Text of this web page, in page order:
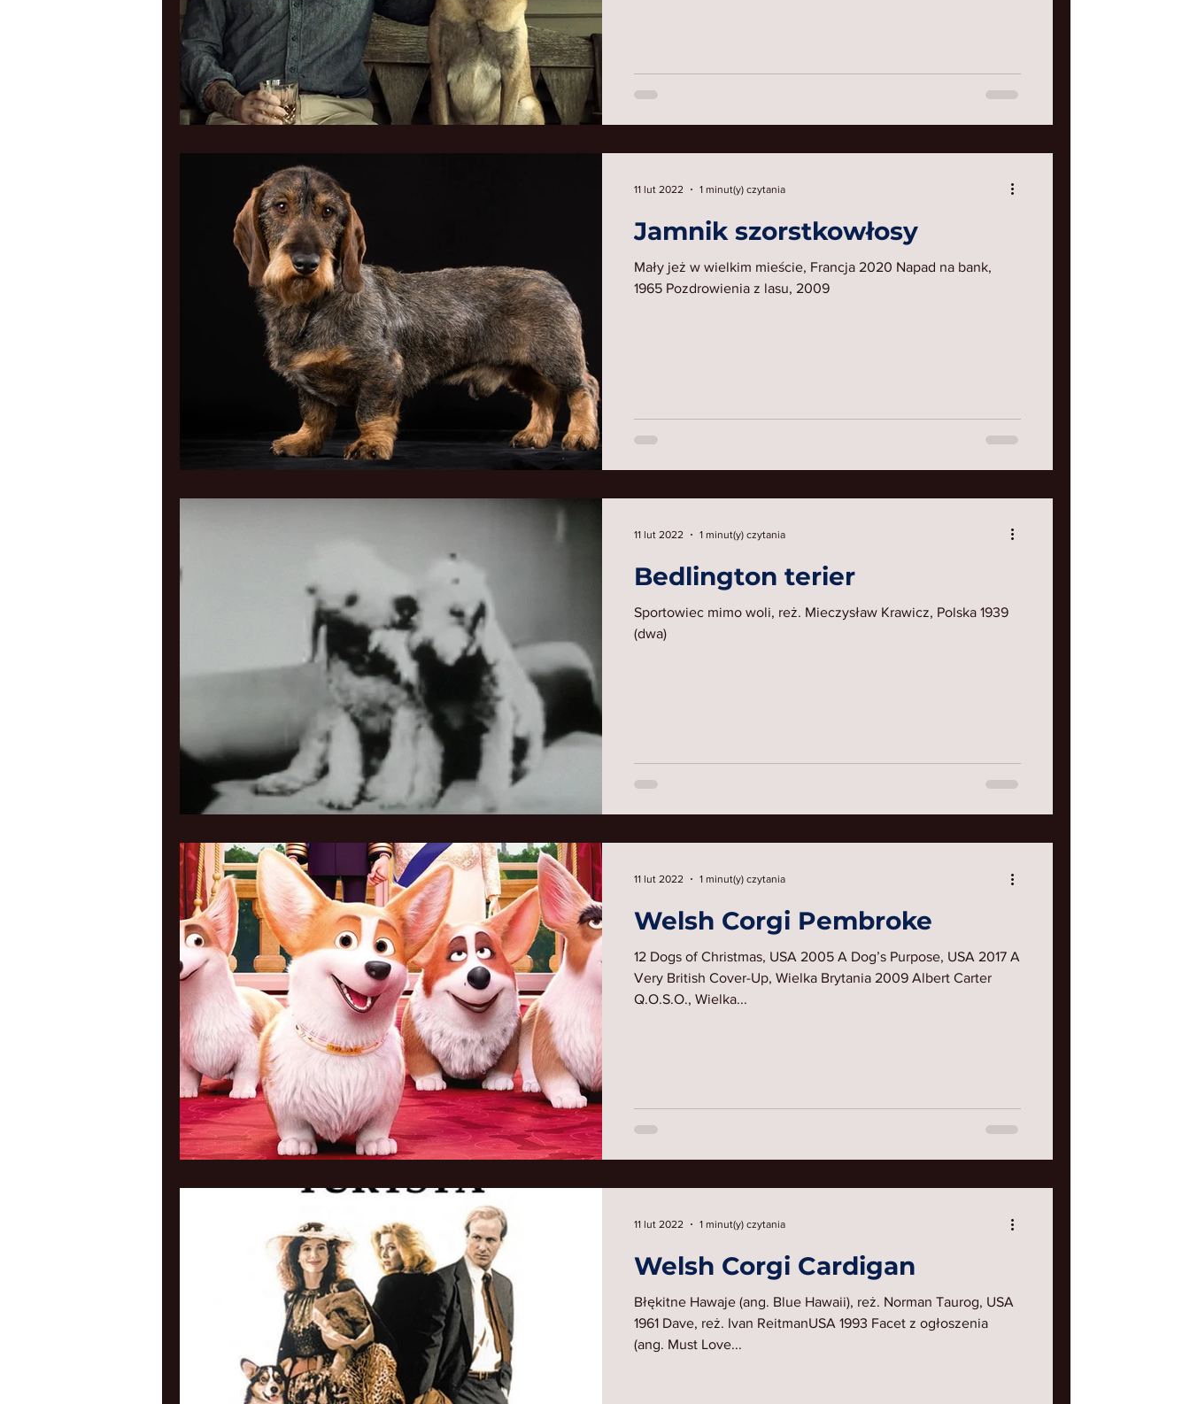
Jamnik szorstkowłosy
Mały jeż w wielkim mieście, Francja 2020 Napad na bank,
1965 Pozdrowienia z lasu, 2009
11 lut 2022 1 minut(y) czytania
Bedlington terier
Sportowiec mimo woli, reż. Mieczysław Krawicz, Polska 1939
(dwa)
11 lut 2022 1 minut(y) czytania
Welsh Corgi Pembroke
12 Dogs of Christmas, USA 2005 A Dog’s Purpose, USA 2017 A
Very British Cover-Up, Wielka Brytania 2009 Albert Carter
Q.O.S.O., Wielka...
11 lut 2022 1 minut(y) czytania
Welsh Corgi Cardigan
Błękitne Hawaje (ang. Blue Hawaii), reż. Norman Taurog, USA
1961 Dave, reż. Ivan ReitmanUSA 1993 Facet z ogłoszenia
(ang. Must Love...
11 lut 2022 1 minut(y) czytania